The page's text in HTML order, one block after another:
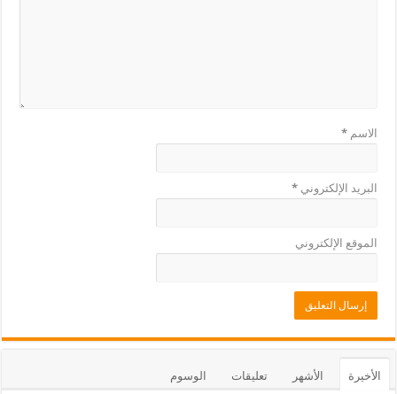
الاسم*
البريد الإلكتروني*
الموقع الإلكتروني
الأخيرة الأشهر تعليقات الوسوم